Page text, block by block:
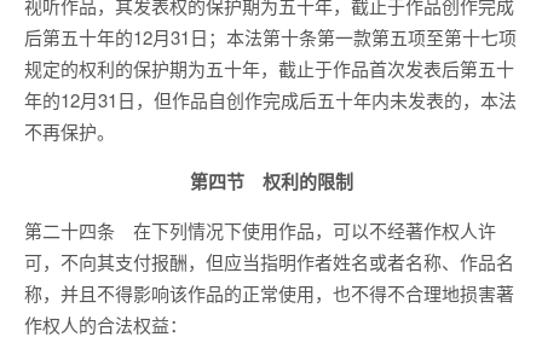
视听作品，其发表权的保护期为五十年，截止于作品创作完成
后第五十年的12月31日；本法第十条第一款第五项至第十七项
规定的权利的保护期为五十年，截止于作品首次发表后第五十
年的12月31日，但作品自创作完成后五十年内未发表的，本法
不再保护。
第四节 权利的限制
第二十四条 在下列情况下使用作品，可以不经著作权人许
可，不向其支付报酬，但应当指明作者姓名或者名称、作品名
称，并且不得影响该作品的正常使用，也不得不合理地损害著
作权人的合法权益：